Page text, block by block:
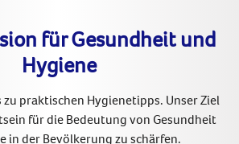
für Gesundheit und
Hygiene
praktischen Hygienetipps. Unser Ziel
für die Bedeutung von Gesundheit
in der Bevölkerung zu schärfen.